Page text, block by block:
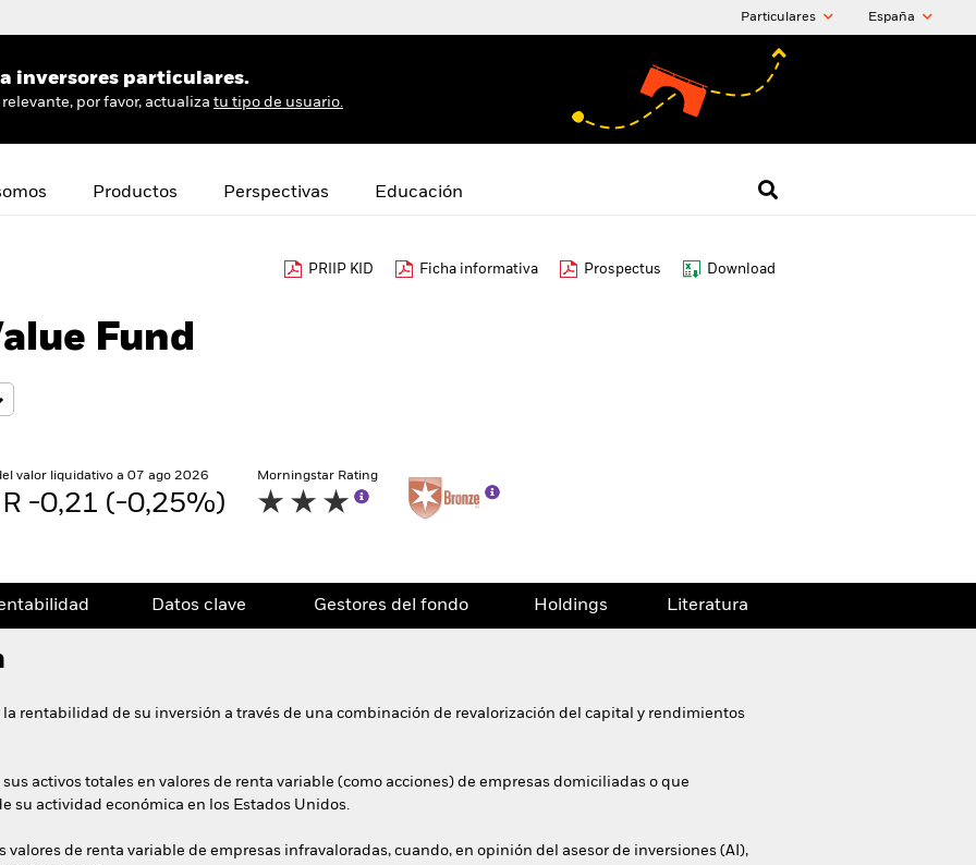
Particulares España
inversores particulares.
por favor, actualiza tu tipo de usuario.
Productos Perspectivas Educación
PRIIP KID Ficha informativa Prospectus Download
Fund
valor liquidativo a 07 ago 2026
-0,21 (-0,25%)
Morningstar Rating
Datos clave Gestores del fondo Holdings Literatura
rentabilidad de su inversión a través de una combinación de revalorización del capital y rendimientos
activos totales en valores de renta variable (como acciones) de empresas domiciliadas o que
su actividad económica en los Estados Unidos.
valores de renta variable de empresas infravaloradas, cuando, en opinión del asesor de inversiones (AI),